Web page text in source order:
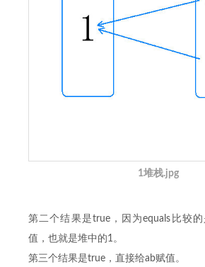
1堆栈.jpg
第二个结果是true，因为equals比较
值，也就是堆中的1。
第三个结果是true，直接给ab赋值。